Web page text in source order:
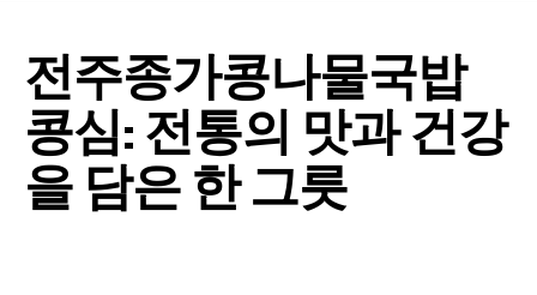
전주종가콩나물국밥
콩심: 전통의 맛과 건강
을 담은 한 그릇